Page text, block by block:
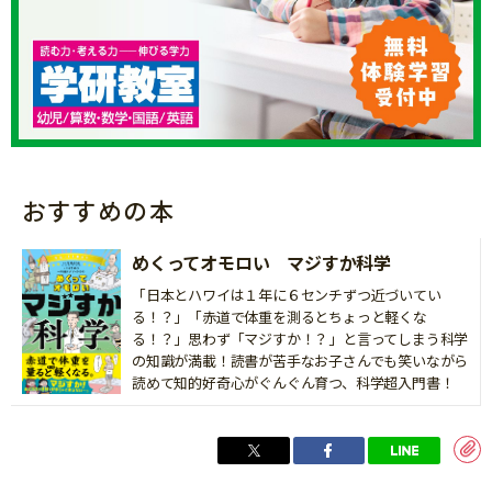
おすすめの本
めくってオモロい マジすか科学
「日本とハワイは１年に６センチずつ近づいてい
る！？」「赤道で体重を測るとちょっと軽くな
る！？」思わず「マジすか！？」と言ってしまう科学
の知識が満載！読書が苦手なお子さんでも笑いながら
読めて知的好奇心がぐんぐん育つ、科学超入門書！